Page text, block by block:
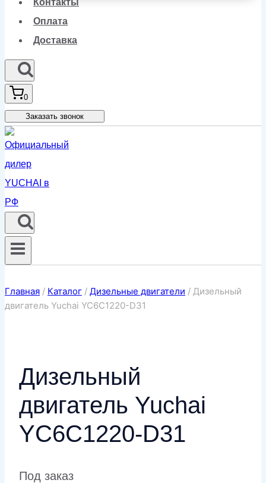
Оплата
Доставка
0
Заказать звонок
Главная / Каталог / Дизельные двигатели / Дизельный
двигатель Yuchai YC6C1220-D31
Дизельный
двигатель Yuchai
YC6C1220-D31
Под заказ